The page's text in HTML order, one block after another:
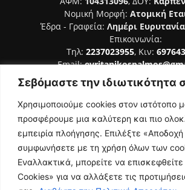
Σεβόμαστε την ιδιωτικότητα
Χρησιμοποιούμε cookies στον ιστότοπο
προσφέρουμε μια καλύτερη και πιο
εμπειρία πλοήγησης. Επιλέξτε
συμφωνήσετε με τη χρήση όλων των
Εναλλακτικά, μπορείτε να επισκεφθείτε
Cookies» για να αλλάξετε τις
Νομική Μορφή: Ατομική
Έδρα - Γραφεία: Λημέρι
Επικοινωνία:
Τηλ: 2237023955, Κιν:
Email:
Αριθμός Πιστοποίησης Μ.Η.Τ.
ΑΚΟΛΟΥΘΗΣΕ ΜΑΣ